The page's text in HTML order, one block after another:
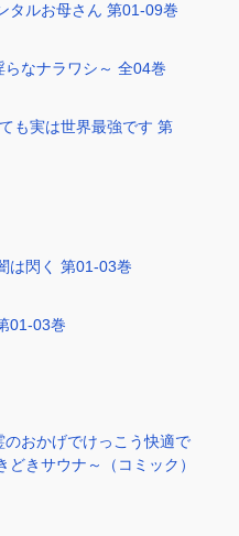
タルお母さん 第01-09巻
なナラワシ～ 全04巻
も実は世界最強です 第
は閃く 第01-03巻
01-03巻
おかげでけっこう快適で
きサウナ～（コミック）